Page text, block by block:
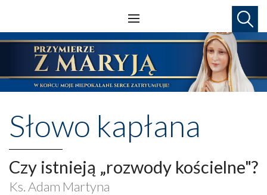
Słowo kapłana
Czy istnieją „rozwody kościelne"?
Ks. Adam Martyna